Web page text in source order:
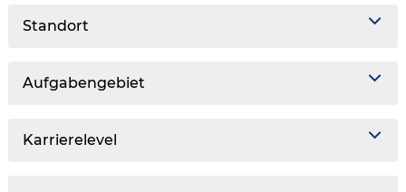
Standort
Aufgabengebiet
Karrierelevel